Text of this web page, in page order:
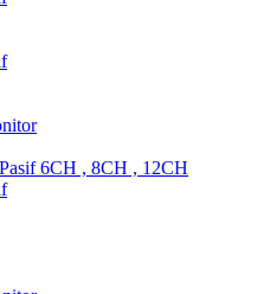
6CH , 8CH , 12CH